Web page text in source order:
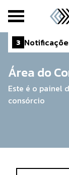
3
Área do
Este é o painel
consórcio